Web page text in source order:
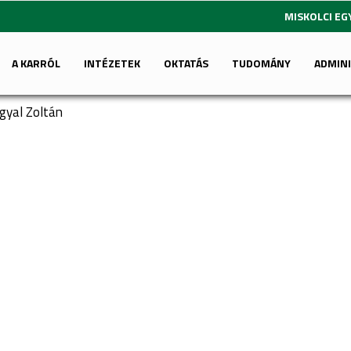
MISKOLCI
A KARRÓL INTÉZETEK OKTATÁS TUDOMÁNY
Zoltán